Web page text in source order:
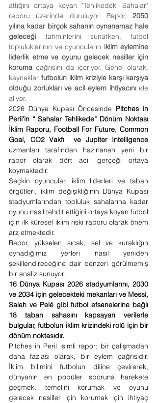
attığını ortaya koyan "Tehlikedeki Sahalar"
raporu üzerinde duruluyor. Rapor, 2050
yılına kadar birçok sahanın oynanamaz hale
geleceği tahminlerini sunarken, futbol
topluluklarının ve oyuncuların iklim eylemine
liderlik etme ve oyunu gelecek nesiller için
koruma çağrısını da içeriyor. Genel olarak,
kaynaklar futbolun iklim kriziyle karşı karşıya
olduğu zorlukları ve acil eylem ihtiyacını ele
alıyor.
2026 Dünya Kupası Öncesinde Pitches in
Peril'in “ Sahalar Tehlikede” Dönüm Noktası
İklim Raporu, Football For Future, Common
uzmanları tarafından hazırlanan yeni bir
rapor olarak dört acil gerçeği ortaya
koymaktadır.
Seçkin oyuncular, iklim liderleri ve taban
örgütleri, iklim değişikliğinin Dünya Kupası
stadyumlarından topluluk sahalarına kadar
oyunu nasıl tehdit ettiğini ortaya koyan futbol
için ilk küresel iklim riski raporu olarak önem
arz etmektedir.
Rapor, yükselen sıcak, sel ve kuraklığın
oynadığımız yerleri nasıl yeniden
şekillendireceğine dair benzeri görülmemiş
bir analiz sunuyor.
16 Dünya Kupası 2026 stadyumlarını, 2030
ve 2034 için gelecekteki mekanları ve Messi,
Salah ve Pelé gibi futbol efsanelerine bağlı
18 taban sahasını kapsayan verilerle
bulgular, futbolun iklim krizindeki rolü için bir
dönüm noktasıdır.
Pitches in Peril isimli rapor; bir çalışmadan
daha fazlası olarak, bir eylem çağrısıdır.
İklim bilimini futbolun diline çevirerek,
dünyanın en popüler sporuna harekete
geçmek, temelini korumak ve oyunu
gelecek nesiller için korumak için ihtiyaç